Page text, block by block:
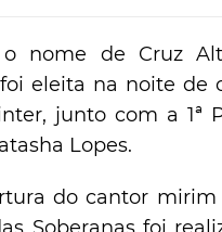
o nome de Cruz
eleita na noite de
junto com a 1ª
Lopes.
do cantor